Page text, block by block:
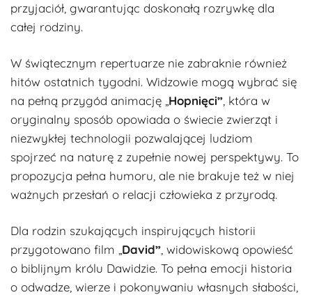
przyjaciół, gwarantując doskonałą rozrywkę dla
całej rodziny.
W świątecznym repertuarze nie zabraknie również
hitów ostatnich tygodni. Widzowie mogą wybrać się
na pełną przygód animację „ Hopnięci” , która w
oryginalny sposób opowiada o świecie zwierząt i
niezwykłej technologii pozwalającej ludziom
spojrzeć na naturę z zupełnie nowej perspektywy. To
propozycja pełna humoru, ale nie brakuje też w niej
ważnych przesłań o relacji człowieka z przyrodą.
Dla rodzin szukających inspirujących historii
przygotowano film „ David” , widowiskową opowieść
o biblijnym królu Dawidzie. To pełna emocji historia
o odwadze, wierze i pokonywaniu własnych słabości,